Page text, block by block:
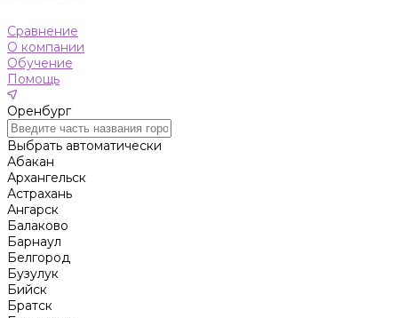
Сравнение
О компании
Обучение
Помощь
Оренбург
Выбрать автоматически
Абакан
Архангельск
Астрахань
Ангарск
Балаково
Барнаул
Белгород
Бузулук
Бийск
Братск